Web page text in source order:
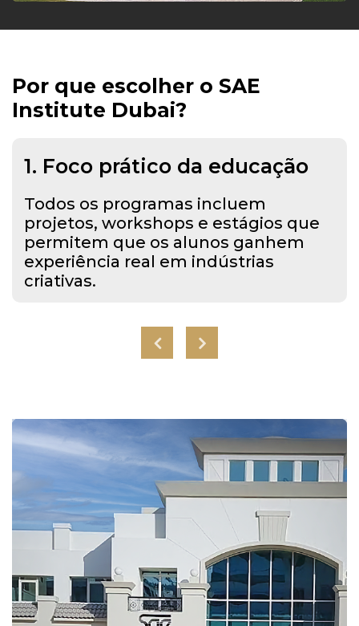
Por que escolher o SAE
Institute Dubai?
1. Foco prático da educação
Todos os programas incluem
projetos, workshops e estágios que
permitem que os alunos ganhem
experiência real em indústrias
criativas.